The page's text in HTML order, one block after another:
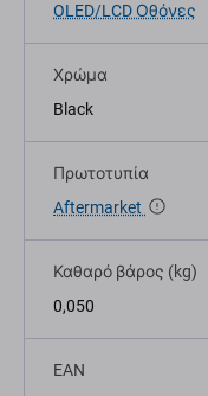
OLED/LCD Οθόνες
Χρώμα
Black
Πρωτοτυπία
Aftermarket
Καθαρό βάρος (kg)
0,050
EAN